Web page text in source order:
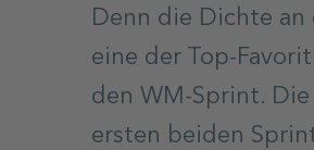
Denn die Dichte
eine der Top-
den WM-Sprint.
ersten beiden